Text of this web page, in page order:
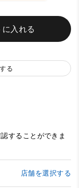
に入れる
る
することができま
店舗を選択する